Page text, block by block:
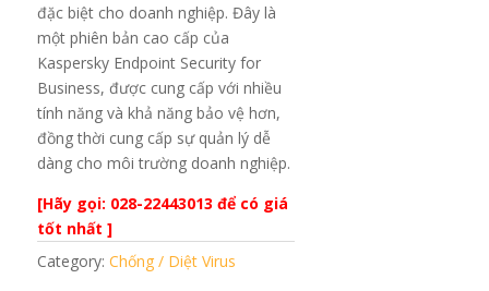
đặc biệt cho doanh nghiệp. Đây là
một phiên bản cao cấp của
Kaspersky Endpoint Security for
Business, được cung cấp với nhiều
tính năng và khả năng bảo vệ hơn,
đồng thời cung cấp sự quản lý dễ
dàng cho môi trường doanh nghiệp.
[Hãy gọi: 028-22443013 để có giá
tốt nhất ]
Category: Chống / Diệt Virus